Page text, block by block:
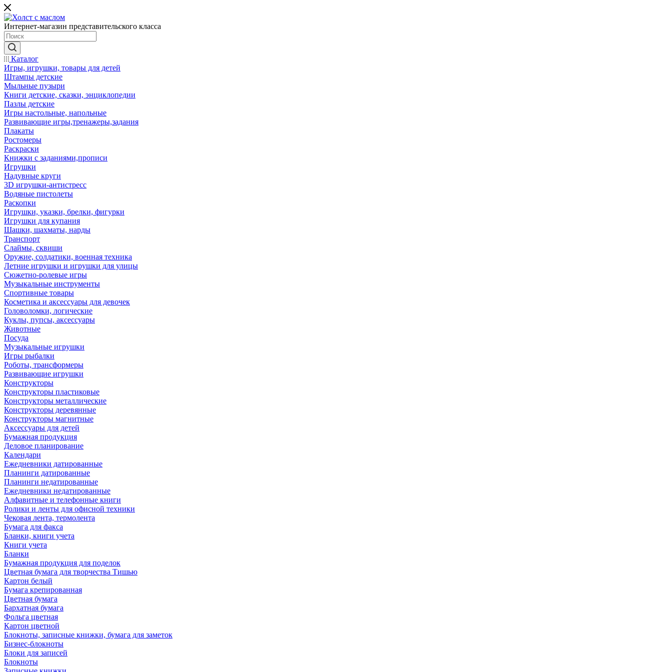
Интернет-магазин представительского класса
Каталог
Игры, игрушки, товары для детей
Штампы детские
Мыльные пузыри
Книги детские, сказки, энциклопедии
Пазлы детские
Игры настольные, напольные
Развивающие игры,тренажеры,задания
Плакаты
Ростомеры
Раскраски
Книжки с заданиями,прописи
Игрушки
Надувные круги
3D игрушки-антистресс
Водяные пистолеты
Раскопки
Игрушки, указки, брелки, фигурки
Игрушки для купания
Шашки, шахматы, нарды
Транспорт
Слаймы, сквиши
Оружие, солдатики, военная техника
Летние игрушки и игрушки для улицы
Сюжетно-ролевые игры
Музыкальные инструменты
Спортивные товары
Косметика и аксессуары для девочек
Головоломки, логические
Куклы, пупсы, аксессуары
Животные
Посуда
Музыкальные игрушки
Игры рыбалки
Роботы, трансформеры
Развивающие игрушки
Конструкторы
Конструкторы пластиковые
Конструкторы металлические
Конструкторы деревянные
Конструкторы магнитные
Аксессуары для детей
Бумажная продукция
Деловое планирование
Календари
Ежедневники датированные
Планинги датированные
Планинги недатированные
Ежедневники недатированные
Алфавитные и телефонные книги
Ролики и ленты для офисной техники
Чековая лента, термолента
Бумага для факса
Бланки, книги учета
Книги учета
Бланки
Бумажная продукция для поделок
Цветная бумага для творчества Тишью
Картон белый
Бумага крепированная
Цветная бумага
Бархатная бумага
Фольга цветная
Картон цветной
Блокноты, записные книжки, бумага для заметок
Бизнес-блокноты
Блоки для записей
Блокноты